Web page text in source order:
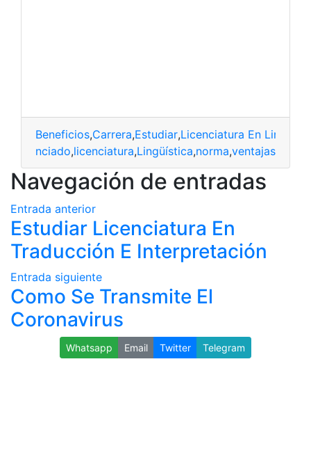
Beneficios,Carrera,Estudiar,Licenciatura En
licenciado,licenciatura,Lingüística,norma,ventajas
Navegación de entradas
Entrada anterior
Estudiar Licenciatura En
Traducción E Interpretación
Entrada siguiente
Como Se Transmite El
Coronavirus
Whatsapp Email Twitter Telegram